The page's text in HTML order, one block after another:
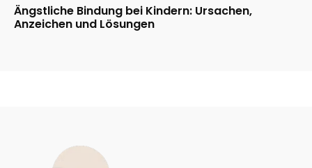
Ängstliche Bindung bei Kindern: Ursachen,
Anzeichen und Lösungen